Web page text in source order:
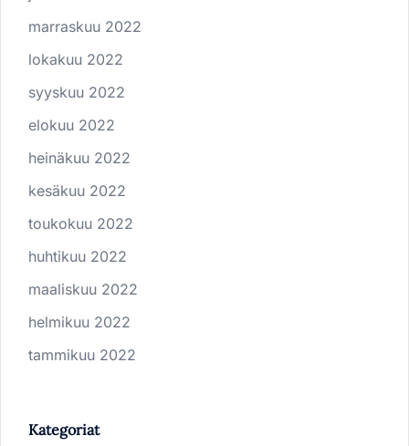
marraskuu 2022
lokakuu 2022
syyskuu 2022
elokuu 2022
heinäkuu 2022
kesäkuu 2022
toukokuu 2022
huhtikuu 2022
maaliskuu 2022
helmikuu 2022
tammikuu 2022
Kategoriat